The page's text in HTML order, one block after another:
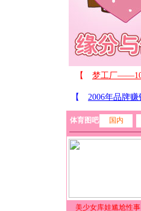
体育图吧 国内
美少女库娃尴尬性事